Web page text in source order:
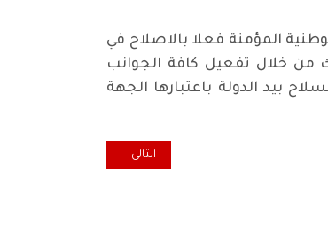
المؤمنة فعلا بالاصلاح في
من خلال تفعيل كافة الجوانب
بيد الدولة باعتبارها الجهة
المقال التالي: نشاطات تحالف سائرون
التالي